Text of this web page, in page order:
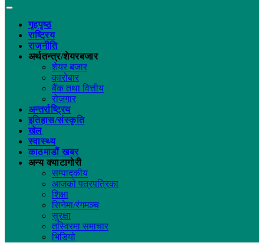
गृहपृष्ठ
राष्ट्रिय
राजनीति
अर्थतन्त्र/शेयरबजार
शेयर बजार
कारोबार
बैंक तथा वित्तीय
रोजगार
अन्तर्राष्ट्रिय
इतिहास/संस्कृति
खेल
स्वास्थ्य
काठमाडौं खबर
अन्य क्याटागोरी
सम्पादकीय
आजको पत्रपत्रिका
शिक्षा
सिनेमा/रंगमञ्च
सुरक्षा
तस्विरमा समाचार
भिडियो